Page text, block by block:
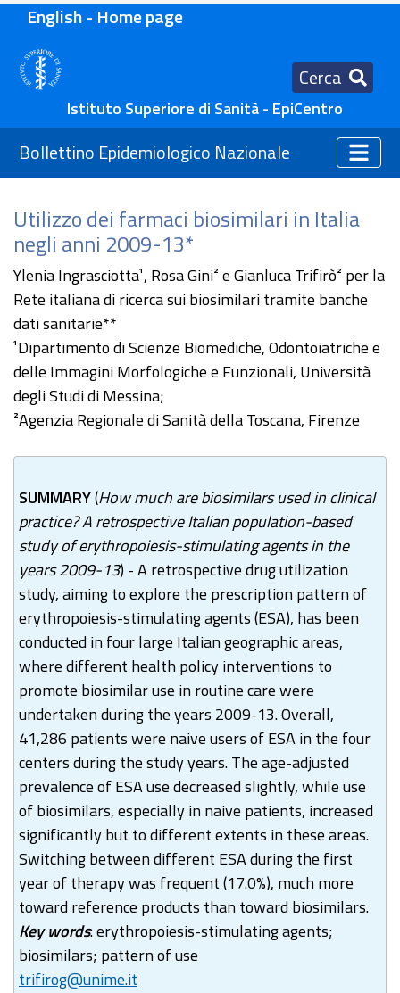
English - Home page
Cerca
Istituto Superiore di Sanità - EpiCentro
Bollettino Epidemiologico Nazionale
Utilizzo dei farmaci biosimilari in Italia
negli anni 2009-13*
Ylenia Ingrasciotta¹, Rosa Gini² e Gianluca Trifirò² per la
Rete italiana di ricerca sui biosimilari tramite banche
dati sanitarie**
¹Dipartimento di Scienze Biomediche, Odontoiatriche e
delle Immagini Morfologiche e Funzionali, Università
degli Studi di Messina;
²Agenzia Regionale di Sanità della Toscana, Firenze
SUMMARY(How much are biosimilars used in clinical
practice? A retrospective Italian population-based
study of erythropoiesis-stimulating agents in the
years 2009-13) - A retrospective drug utilization
study, aiming to explore the prescription pattern of
erythropoiesis-stimulating agents (ESA), has been
conducted in four large Italian geographic areas,
where different health policy interventions to
promote biosimilar use in routine care were
undertaken during the years 2009-13. Overall,
41,286 patients were naive users of ESA in the four
centers during the study years. The age-adjusted
prevalence of ESA use decreased slightly, while use
of biosimilars, especially in naive patients, increased
significantly but to different extents in these areas.
Switching between different ESA during the first
year of therapy was frequent (17.0%), much more
toward reference products than toward biosimilars.
Key words: erythropoiesis-stimulating agents;
biosimilars; pattern of use
trifirog@unime.it